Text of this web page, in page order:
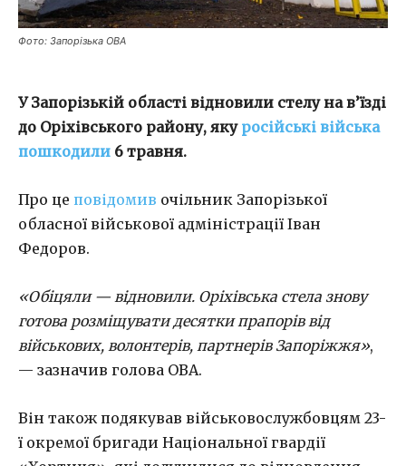
Фото: Запорізька ОВА
У Запорізькій області відновили стелу на в’їзді
до Оріхівського району, яку російські війська
пошкодили 6 травня.
Про це повідомив очільник Запорізької
обласної військової адміністрації Іван
Федоров.
«Обіцяли — відновили. Оріхівська стела знову
готова розміщувати десятки прапорів від
військових, волонтерів, партнерів Запоріжжя»,
— зазначив голова ОВА.
Він також подякував військовослужбовцям 23-
ї окремої бригади Національної гвардії